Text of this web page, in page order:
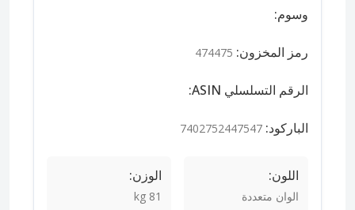
وسوم:
رمز المخزون: 474475
الرقم التسلسلي ASIN:
الباركود: 7402752447547
اللون:
الوان متعددة
الوزن:
81 kg